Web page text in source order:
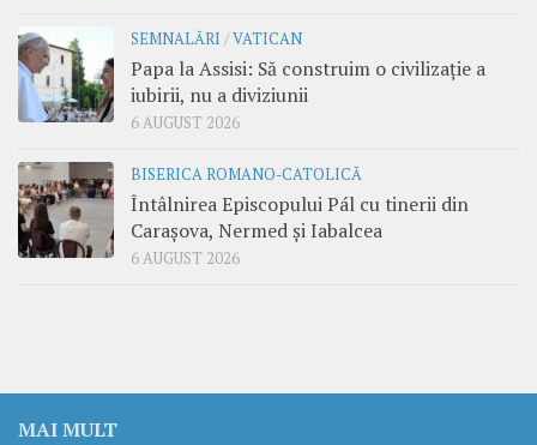
SEMNALĂRI /VATICAN
Papa la Assisi: Să construim o civilizație a
iubirii, nu a diviziunii
6 AUGUST 2026
BISERICA ROMANO-CATOLICĂ
Întâlnirea Episcopului Pál cu tinerii din
Carașova, Nermed și Iabalcea
6 AUGUST 2026
MAI MULT